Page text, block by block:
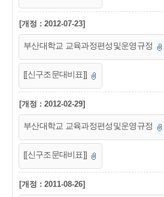
[개정 : 2012-07-23]
부산대학교 교육과정편성및운영규정
[[신구조문대비표]]
[개정 : 2012-02-29]
부산대학교 교육과정편성및운영규정
[[신구조문대비표]]
[개정 : 2011-08-26]